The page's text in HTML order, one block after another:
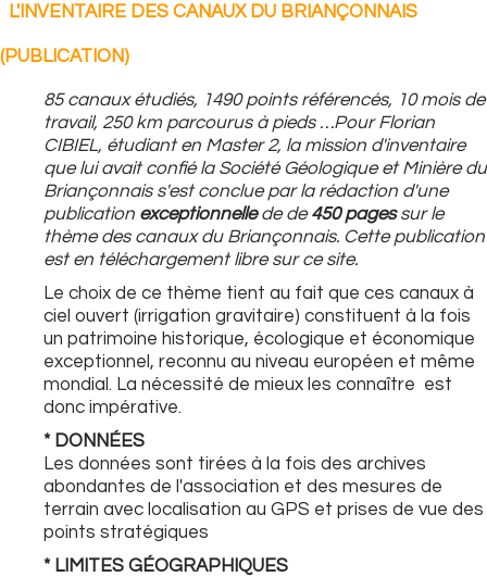
L'INVENTAIRE DES CANAUX DU BRIANÇONNAIS
(PUBLICATION)
85 canaux étudiés, 1490 points référencés, 10 mois de
travail, 250 km parcourus à pieds …Pour Florian
CIBIEL, étudiant en Master 2, la mission d'inventaire
que lui avait confié la Société Géologique et Minière du
Briançonnais s'est conclue par la rédaction d'une
publication exceptionnellede de450 pagessur le
thème des canaux du Briançonnais. Cette publication
est en téléchargement libre sur ce site.
Le choix de ce thème tient au fait que ces canaux à
ciel ouvert (irrigation gravitaire) constituent à la fois
un patrimoine historique, écologique et économique
exceptionnel, reconnu au niveau européen et même
mondial. La nécessité de mieux les connaître est
donc impérative.
* DONNÉES
Les données sont tirées à la fois des archives
abondantes de l'association et des mesures de
terrain avec localisation au GPS et prises de vue des
points stratégiques
* LIMITES GÉOGRAPHIQUES